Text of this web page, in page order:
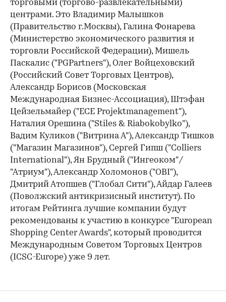
торговыми (торгово-развлекательными)
центрами. Это Владимир Малышков
(Правительство г.Москвы), Галина Фонарева
(Министерство экономического развития и
торговли Российской Федерации), Мишель
Паскалис ("PGPartners"), Олег Войцеховский
(Российский Совет Торговых Центров),
Александр Борисов (Московская
Международная Бизнес-Ассоциация), Штэфан
Цейзельмайер ("ECE Projektmanagement"),
Наталия Орешина ("Stiles & Riabokobylko"),
Вадим Куликов ("Витрина А"), Александр Тишков
("Магазин Магазинов"), Сергей Гипш ("Colliers
International"), Ян Брудный ("Ингеоком"/
"Атриум"), Александр Холомонов ("OBI"),
Дмитрий Атопшев ("Глобал Сити"), Айдар Галеев
(Поволжский антикризисный институт). По
итогам Рейтинга лучшие компании будут
рекомендованы к участию в конкурсе "European
Shopping Center Awards", который проводится
Международным Советом Торговых Центров
(ICSC-Europe) уже 9 лет.